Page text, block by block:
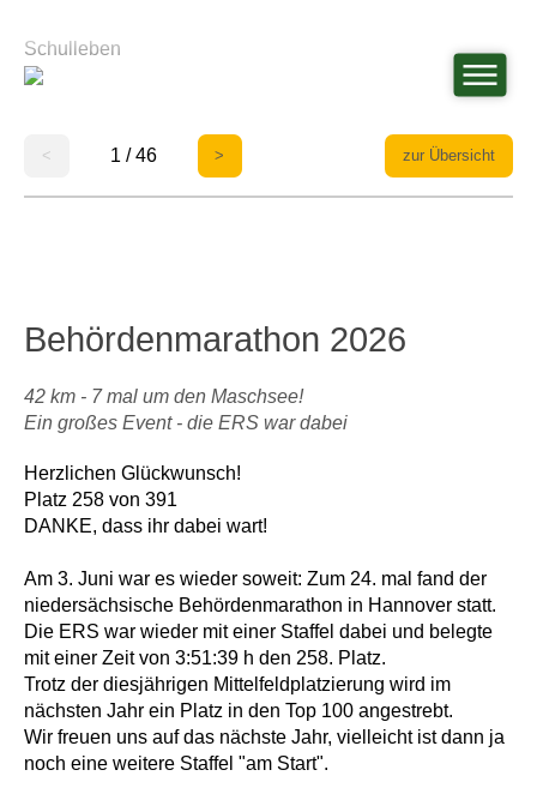
Schulleben
< 1 / 46 > zur Übersicht
Behördenmarathon 2026
42 km - 7 mal um den Maschsee!
Ein großes Event - die ERS war dabei
Herzlichen Glückwunsch!
Platz 258 von 391
DANKE, dass ihr dabei wart!
Am 3. Juni war es wieder soweit: Zum 24. mal fand der
niedersächsische Behördenmarathon in Hannover statt.
Die ERS war wieder mit einer Staffel dabei und belegte
mit einer Zeit von 3:51:39 h den 258. Platz.
Trotz der diesjährigen Mittelfeldplatzierung wird im
nächsten Jahr ein Platz in den Top 100 angestrebt.
Wir freuen uns auf das nächste Jahr, vielleicht ist dann ja
noch eine weitere Staffel "am Start".